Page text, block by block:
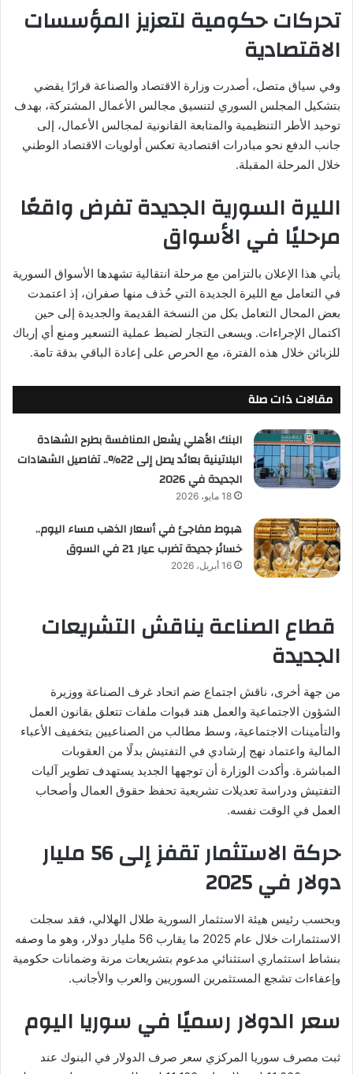
تحركات حكومية لتعزيز المؤسسات
الاقتصادية
وفي سياق متصل، أصدرت وزارة الاقتصاد والصناعة قرارًا يقضي
بتشكيل المجلس السوري لتنسيق مجالس الأعمال المشتركة، بهدف
توحيد الأطر التنظيمية والمتابعة القانونية لمجالس الأعمال، إلى
جانب الدفع نحو مبادرات اقتصادية تعكس أولويات الاقتصاد الوطني
خلال المرحلة المقبلة.
الليرة السورية الجديدة تفرض واقعًا
مرحليًا في الأسواق
يأتي هذا الإعلان بالتزامن مع مرحلة انتقالية تشهدها الأسواق السورية
في التعامل مع الليرة الجديدة التي حُذف منها صفران، إذ اعتمدت
بعض المحال التعامل بكل من النسخة القديمة والجديدة إلى حين
اكتمال الإجراءات. ويسعى التجار لضبط عملية التسعير ومنع أي إرباك
للزبائن خلال هذه الفترة، مع الحرص على إعادة الباقي بدقة تامة.
مقالات ذات صلة
البنك الأهلي يشعل المنافسة بطرح الشهادة
البلاتينية بعائد يصل إلى 22%.. تفاصيل الشهادات
الجديدة في 2026
18 مايو، 2026
هبوط مفاجئ في أسعار الذهب مساء اليوم..
خسائر جديدة تضرب عيار 21 في السوق
16 أبريل، 2026
قطاع الصناعة يناقش التشريعات
الجديدة
من جهة أخرى، ناقش اجتماع ضم اتحاد غرف الصناعة ووزيرة
الشؤون الاجتماعية والعمل هند قبوات ملفات تتعلق بقانون العمل
والتأمينات الاجتماعية، وسط مطالب من الصناعيين بتخفيف الأعباء
المالية واعتماد نهج إرشادي في التفتيش بدلًا من العقوبات
المباشرة. وأكدت الوزارة أن توجهها الجديد يستهدف تطوير آليات
التفتيش ودراسة تعديلات تشريعية تحفظ حقوق العمال وأصحاب
العمل في الوقت نفسه.
حركة الاستثمار تقفز إلى 56 مليار
دولار في 2025
وبحسب رئيس هيئة الاستثمار السورية طلال الهلالي، فقد سجلت
الاستثمارات خلال عام 2025 ما يقارب 56 مليار دولار، وهو ما وصفه
بنشاط استثماري استثنائي مدعوم بتشريعات مرنة وضمانات حكومية
وإعفاءات تشجع المستثمرين السوريين والعرب والأجانب.
سعر الدولار رسميًا في سوريا اليوم
ثبت مصرف سوريا المركزي سعر صرف الدولار في البنوك عند